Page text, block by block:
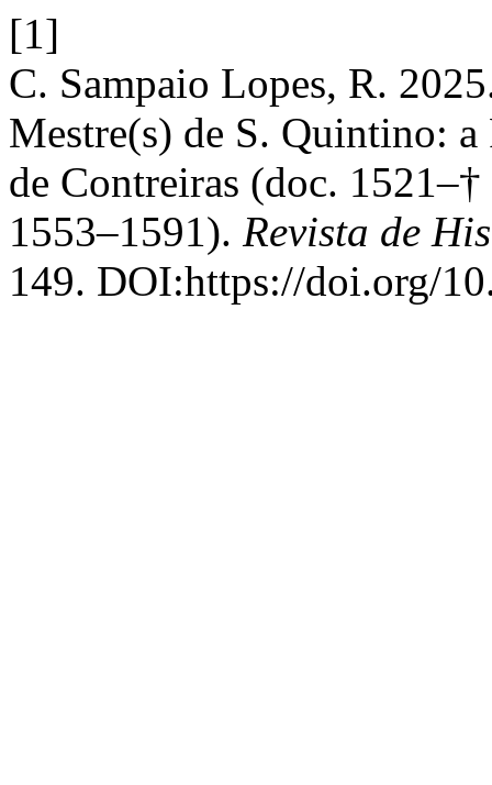
[1]
C. Sampaio Lopes, R.
Mestre(s) de S. Quintino:
de Contreiras (doc.
1553–1591). Revista de
149. DOI:https://doi.org/